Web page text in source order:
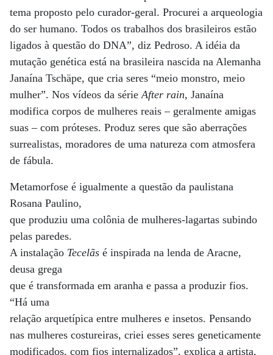
tema proposto pelo curador-geral. Procurei a arqueologia
do ser humano. Todos os trabalhos dos brasileiros estão
ligados à questão do DNA”, diz Pedroso. A idéia da
mutação genética está na brasileira nascida na Alemanha
Janaína Tschäpe, que cria seres “meio monstro, meio
mulher”. Nos vídeos da sérieAfter rain, Janaína
modifica corpos de mulheres reais – geralmente amigas
suas – com próteses. Produz seres que são aberrações
surrealistas, moradores de uma natureza com atmosfera
de fábula.
Metamorfose é igualmente a questão da paulistana
Rosana Paulino,
que produziu uma colônia de mulheres-lagartas subindo
pelas paredes.
A instalação Tecelãs é inspirada na lenda de Aracne,
deusa grega
que é transformada em aranha e passa a produzir fios.
“Há uma
relação arquetípica entre mulheres e insetos. Pensando
nas mulheres costureiras, criei esses seres geneticamente
modificados, com fios internalizados”, explica a artista,